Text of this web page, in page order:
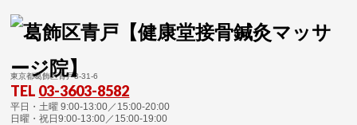
東京都葛飾区青戸3-31-6
TEL 03-3603-8582
平日・土曜 9:00-13:00／15:00-20:00
日曜・祝日9:00-13:00／15:00-19:00